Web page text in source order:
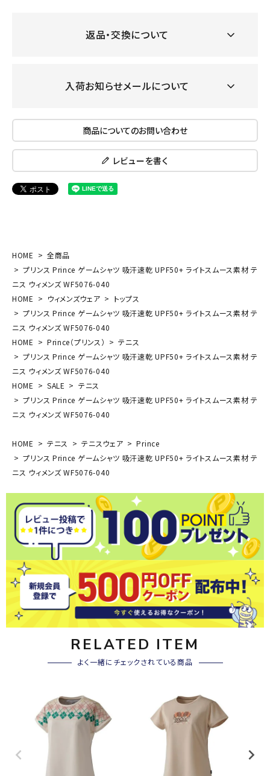
返品・交換について
入荷お知らせメールについて
商品についてのお問い合わせ
レビューを書く
HOME
全商品
プリンス Prince ゲームシャツ 吸汗速乾 UPF50+ ライトスムース素材 テ
ニス ウィメンズ WF5076-040
HOME
ウィメンズウェア
トップス
プリンス Prince ゲームシャツ 吸汗速乾 UPF50+ ライトスムース素材 テ
ニス ウィメンズ WF5076-040
HOME
Prince（プリンス）
テニス
プリンス Prince ゲームシャツ 吸汗速乾 UPF50+ ライトスムース素材 テ
ニス ウィメンズ WF5076-040
HOME
SALE
テニス
プリンス Prince ゲームシャツ 吸汗速乾 UPF50+ ライトスムース素材 テ
ニス ウィメンズ WF5076-040
HOME テニス テニスウェア
Prince
プリンス Prince ゲームシャツ 吸汗速乾 UPF50+ ライトスムース素材 テ
ニス ウィメンズ WF5076-040
RELATED ITEM
よく一緒にチェックされている商品